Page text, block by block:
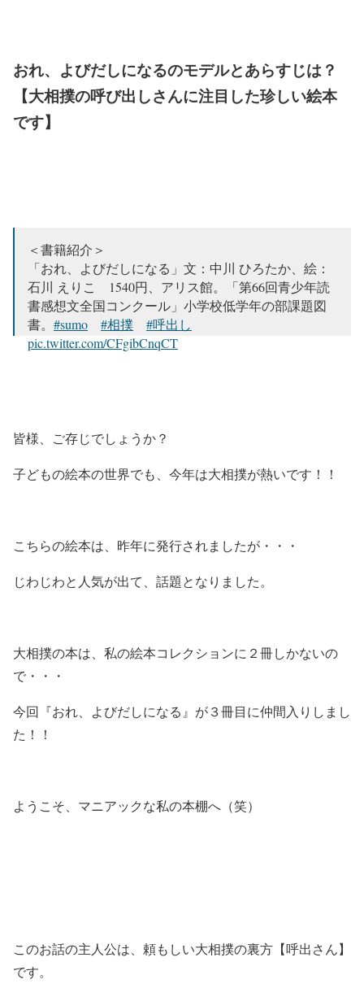
おれ、よびだしになるのモデルとあらすじは？
【大相撲の呼び出しさんに注目した珍しい絵本
です】
＜書籍紹介＞
「おれ、よびだしになる」文：中川 ひろたか、絵：
石川 えりこ 1540円、アリス館。「第66回青少年読
書感想文全国コンクール」小学校低学年の部課題図
書。 #sumo #相撲
#呼出し
pic.twitter.com/CFgibCnqCT
皆様、ご存じでしょうか？
子どもの絵本の世界でも、今年は大相撲が熱いです！！
こちらの絵本は、昨年に発行されましたが・・・
じわじわと人気が出て、話題となりました。
大相撲の本は、私の絵本コレクションに２冊しかないの
で・・・
今回『おれ、よびだしになる』が３冊目に仲間入りしまし
た！！
ようこそ、マニアックな私の本棚へ（笑）
このお話の主人公は、頼もしい大相撲の裏方【呼出さん】
です。